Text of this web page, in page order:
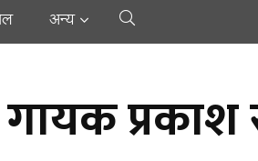
अन्य